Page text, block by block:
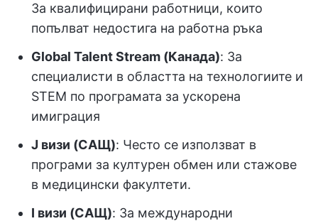
За квалифицирани работници, които
попълват недостига на работна ръка
Global Talent Stream (Канада): За
специалисти в областта на технологиите и
STEM по програмата за ускорена
имиграция
J визи (САЩ): Често се използват в
програми за културен обмен или стажове
в медицински факултети.
I визи (САЩ): За международни